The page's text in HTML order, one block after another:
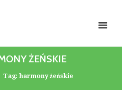
ŻEŃSKIE
Tag: harmony żeńskie